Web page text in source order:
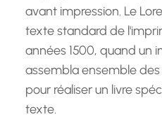
avant impression. Le
texte standard de
années 1500, quand un
assembla ensemble
pour réaliser un livre
texte.